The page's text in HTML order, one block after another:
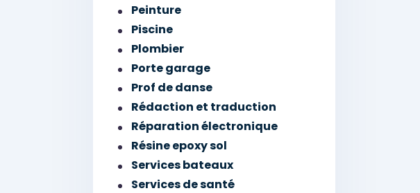
Peinture
Piscine
Plombier
Porte garage
Prof de danse
Rédaction et traduction
Réparation électronique
Résine epoxy sol
Services bateaux
Services de santé